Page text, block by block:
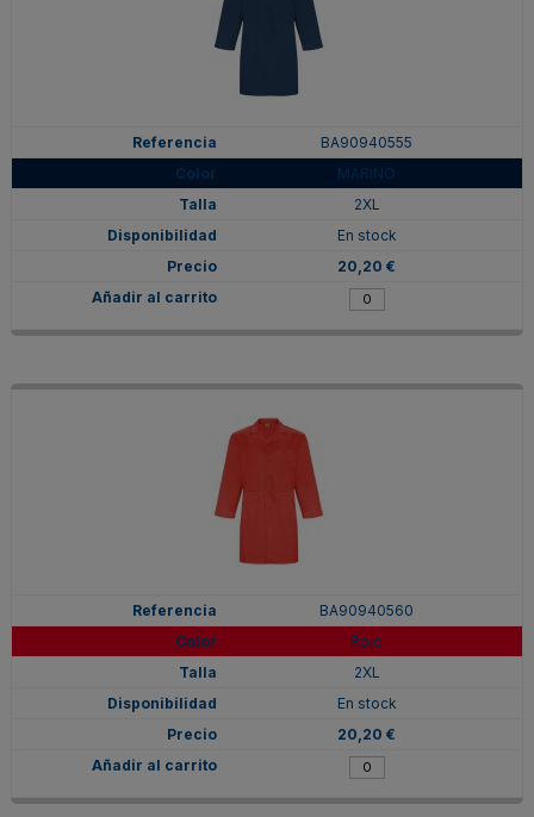
BA90940555
MARINO
2XL
En stock
20,20 €
BA90940560
Rojo
2XL
En stock
20,20 €